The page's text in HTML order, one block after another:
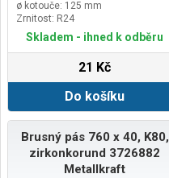
ø kotouče: 125 mm
Zrnitost: R24
Skladem - ihned k odběru
21 Kč
Do košíku
Brusný pás 760 x 40, K80,
zirkonkorund 3726882
Metallkraft